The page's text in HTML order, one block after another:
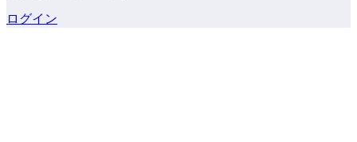
ログイン